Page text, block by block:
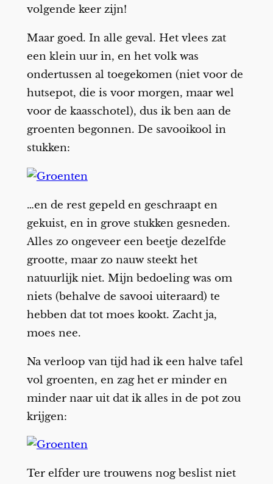
volgende keer zijn!
Maar goed. In alle geval. Het vlees zat
een klein uur in, en het volk was
ondertussen al toegekomen (niet voor de
hutsepot, die is voor morgen, maar wel
voor de kaasschotel), dus ik ben aan de
groenten begonnen. De savooikool in
stukken:
…en de rest gepeld en geschraapt en
gekuist, en in grove stukken gesneden.
Alles zo ongeveer een beetje dezelfde
grootte, maar zo nauw steekt het
natuurlijk niet. Mijn bedoeling was om
niets (behalve de savooi uiteraard) te
hebben dat tot moes kookt. Zacht ja,
moes nee.
Na verloop van tijd had ik een halve tafel
vol groenten, en zag het er minder en
minder naar uit dat ik alles in de pot zou
krijgen:
Ter elfder ure trouwens nog beslist niet